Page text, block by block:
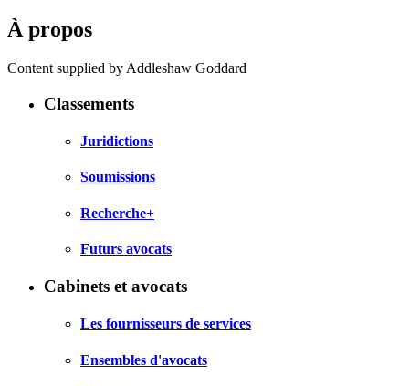
À propos
Content supplied by Addleshaw Goddard
Classements
Juridictions
Soumissions
Recherche+
Futurs avocats
Cabinets et avocats
Les fournisseurs de services
Ensembles d'avocats